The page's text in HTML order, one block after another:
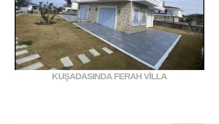
7.500.000,00 ₺">
KUŞADASINDA FERAH VİLLA